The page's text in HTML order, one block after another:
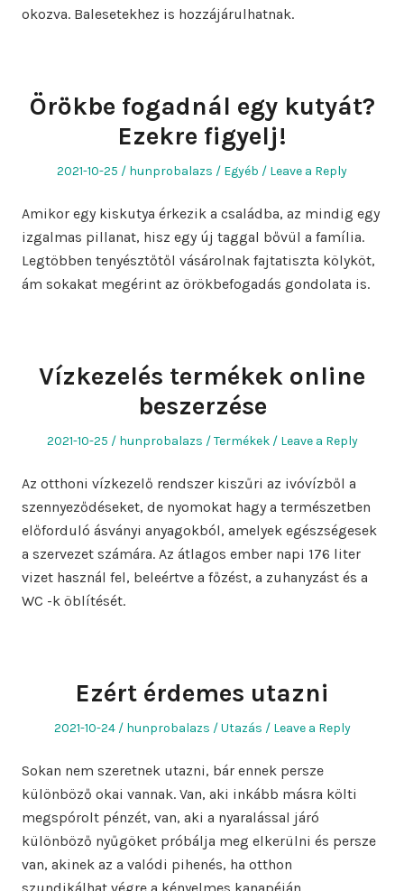
okozva. Balesetekhez is hozzájárulhatnak.
Örökbe fogadnál egy kutyát?
Ezekre figyelj!
Posted
2021-10-25 Author
hunprobalazs
Posted
Egyéb Leave a Reply
Amikor egy kiskutya érkezik a családba, az mindig egy
izgalmas pillanat, hisz egy új taggal bővül a família.
Legtöbben tenyésztőtől vásárolnak fajtatiszta kölyköt,
ám sokakat megérint az örökbefogadás gondolata is.
Vízkezelés termékek online
beszerzése
Posted
2021-10-25 Author
hunprobalazs
Posted
Termékek Leave a Reply
Az otthoni vízkezelő rendszer kiszűri az ivóvízből a
szennyeződéseket, de nyomokat hagy a természetben
előforduló ásványi anyagokból, amelyek egészségesek
a szervezet számára. Az átlagos ember napi 176 liter
vizet használ fel, beleértve a főzést, a zuhanyzást és a
WC -k öblítését.
Ezért érdemes utazni
Posted
2021-10-24 Author
hunprobalazs
Posted
Utazás Leave a Reply
Sokan nem szeretnek utazni, bár ennek persze
különböző okai vannak. Van, aki inkább másra költi
megspórolt pénzét, van, aki a nyaralással járó
különböző nyűgöket próbálja meg elkerülni és persze
van, akinek az a valódi pihenés, ha otthon